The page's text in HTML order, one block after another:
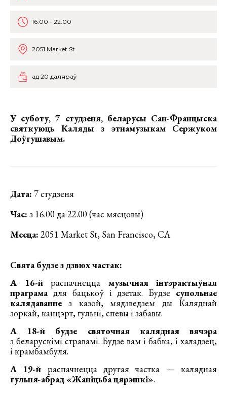
16:00 - 22:00
2051 Market St
ад 20 даляраў
У суботу, 7 студзеня, беларусы Сан-Францыска
святкуюць Каляды з этнамузыкам Сержуком
Доўгушавым.
Дата: 7 студзеня
Час: з 16.00 да 22.00 (час мясцовы)
Месца: 2051 Market St, San Francisco, CA
Свята будзе з дзвюх частак:
А 16-йраспачнецца музычная інтэрактыўная
праграмадля бацькоў і дзетак. Будзе супольнае
калядаванне з казой, мядзведзем ды Каляднай
зоркай, канцэрт, гульні, спевы і забавы.
А 18-й будзе святочная калядная вячэра
з беларускiмi стравaмі. Будзе вам і бабка, і халадзец,
і крамбамбуля.
А 19-й распачнецца другая частка — калядная
гульня-абрад «Жаніцьба цярэшкі».